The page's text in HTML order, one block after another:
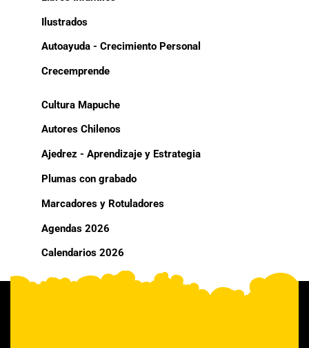
Ilustrados
Autoayuda - Crecimiento Personal
Crecemprende
Cultura Mapuche
Autores Chilenos
Ajedrez - Aprendizaje y Estrategia
Plumas con grabado
Marcadores y Rotuladores
Agendas 2026
Calendarios 2026